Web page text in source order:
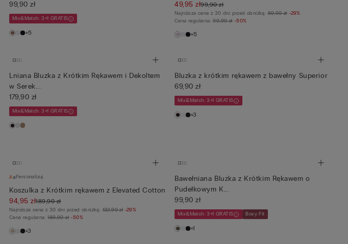
99,90 zł
Mix&Match: 3+1 GRATIS
+5
49,95 zł99,90 zł
Najniższa cena z 30 dni przed obniżką:69,90 zł -29%
Cena regularna:99,90 zł -50%
+5
Lniana Bluzka z Krótkim Rękawem i Dekoltem
w Serek...
179,90 zł
Mix&Match: 3+1 GRATIS
Bluzka z krótkim rękawem z bawełny Superior
69,90 zł
Mix&Match: 3+1 GRATIS
+3
Personalizuj
Koszulka z Krótkim rękawem z Elevated Cotton
94,95 zł189,90 zł
Najniższa cena z 30 dni przed obniżką:132,90 zł -29%
Cena regularna:189,90 zł -50%
+3
Bawełniana Bluzka z Krótkim Rękawem o
Pudełkowym K...
99,90 zł
Mix&Match: 3+1 GRATIS Boxy Fit
+1